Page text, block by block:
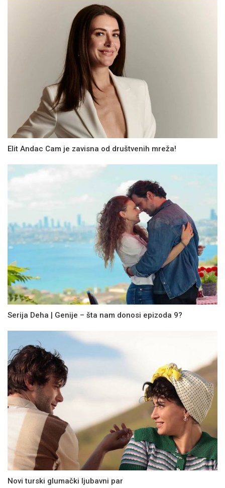
Elit Andac Cam je zavisna od društvenih mreža!
Serija Deha | Genije – šta nam donosi epizoda 9?
Novi turski glumački ljubavni par